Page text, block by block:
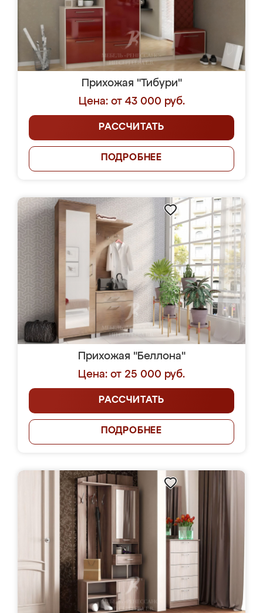
Прихожая "Тибури"
Цена: от 43 000 руб.
РАССЧИТАТЬ
ПОДРОБНЕЕ
Прихожая "Беллона"
Цена: от 25 000 руб.
РАССЧИТАТЬ
ПОДРОБНЕЕ